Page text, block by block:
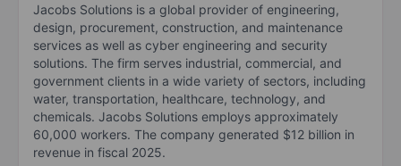
Jacobs Solutions is a global provider of engineering,
design, procurement, construction, and maintenance
services as well as cyber engineering and security
solutions. The firm serves industrial, commercial, and
government clients in a wide variety of sectors, including
water, transportation, healthcare, technology, and
chemicals. Jacobs Solutions employs approximately
60,000 workers. The company generated $12 billion in
revenue in fiscal 2025.